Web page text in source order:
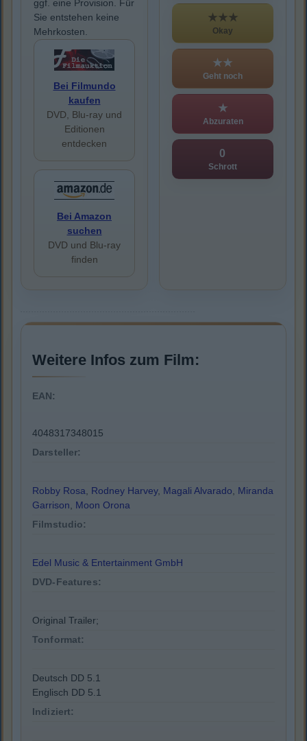
ggf. eine Provision. Für
Sie entstehen keine
Mehrkosten.
Bei Filmundo
kaufen
DVD, Blu-ray und
Editionen
entdecken
Bei Amazon
suchen
DVD und Blu-ray
finden
★★★
Okay
★★
Geht noch
★
Abzuraten
0
Schrott
Weitere Infos zum Film:
EAN:
4048317348015
Darsteller:
Robby Rosa, Rodney Harvey, Magali Alvarado, Miranda
Garrison, Moon Orona
Filmstudio:
Edel Music & Entertainment GmbH
DVD-Features:
Original Trailer;
Tonformat:
Deutsch DD 5.1
Englisch DD 5.1
Indiziert: